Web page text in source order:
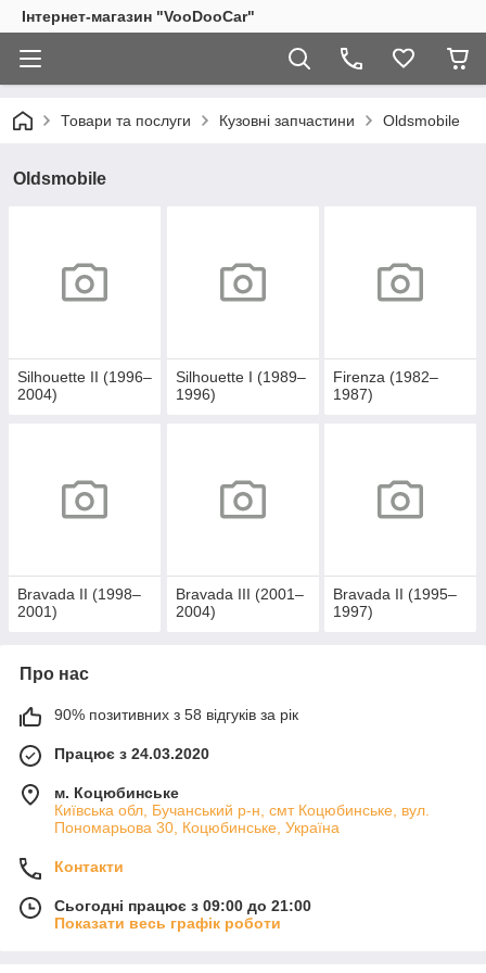
Інтернет-магазин "VooDooCar"
Товари та послуги Кузовні запчастини Oldsmobile
Oldsmobile
Silhouette II (1996–
2004)
Silhouette I (1989–
1996)
Firenza (1982–
1987)
Bravada II (1998–
2001)
Bravada III (2001–
2004)
Bravada II (1995–
1997)
Про нас
90% позитивних з 58 відгуків за рік
Працює з 24.03.2020
м. Коцюбинське
Київська обл, Бучанський р-н, смт Коцюбинське, вул.
Пономарьова 30, Коцюбинське, Україна
Контакти
Сьогодні працює з 09:00 до 21:00
Показати весь графік роботи